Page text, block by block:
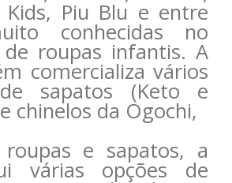
Kids, Piu Blu e entre
conhecidas no
roupas infantis. A
comercializa vários
sapatos (Keto e
chinelos da Ogochi,
e sapatos, a
várias opções de